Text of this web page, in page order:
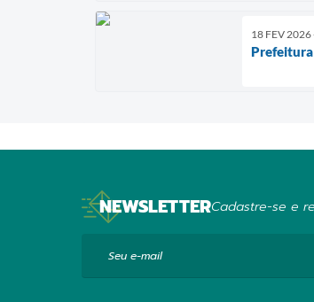
18 FEV
NEWSLETTERCadastre-se e
Seu e-mail